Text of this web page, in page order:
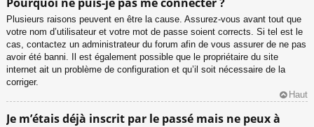
Plusieurs raisons peuvent en être la cause. Assurez-vous avant tout que
votre nom d’utilisateur et votre mot de passe soient corrects. Si tel est le
cas, contactez un administrateur du forum afin de vous assurer de ne pas
avoir été banni. Il est également possible que le propriétaire du site
internet ait un problème de configuration et qu’il soit nécessaire de la
corriger.
Haut
Je m’étais déjà inscrit par le passé mais ne peux à